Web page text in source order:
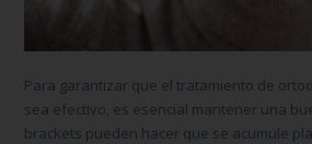
Para garantizar que el tratamiento de
sea efectivo, es esencial mantener una
brackets pueden hacer que se acumule